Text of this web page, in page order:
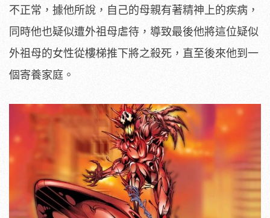
不正常，據他所說，自己的母親有著精神上的疾病，
同時他也疑似遭外祖母虐待，導致最後他將這位疑似
外祖母的女性從樓梯推下將之殺死，直至後來他到一
個寄養家庭。